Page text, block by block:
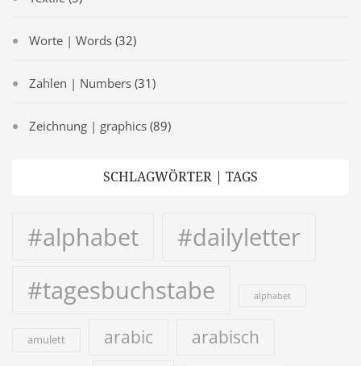
Worte | Words (32)
Zahlen | Numbers (31)
Zeichnung | graphics (89)
SCHLAGWÖRTER | TAGS
#alphabet
#dailyletter
#tagesbuchstabe
alphabet
amulett arabic arabisch